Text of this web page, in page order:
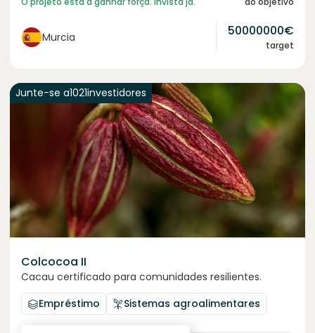
Murcia 50000000€
target
Junte-se a1021investidores
Colcocoa II
Cacau certificado para comunidades resilientes.
Empréstimo
Sistemas agroalimentares